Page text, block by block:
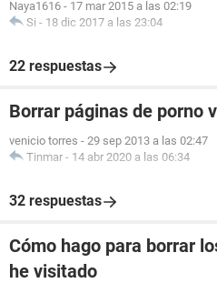
Naya1616 - 17 mar 2015 a las 02:19
Si - 18 dic 2017 a las 23:04
22 respuestas
Borrar páginas de porno
venicio torres - 29 sep 2013 a las 02:47
Tinmar - 14 abr 2020 a las 06:34
32 respuestas
Cómo hago para borrar
he visitado